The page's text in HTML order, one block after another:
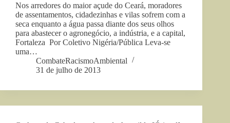
Nos arredores do maior açude do Ceará, moradores
de assentamentos, cidadezinhas e vilas sofrem com a
seca enquanto a água passa diante dos seus olhos
para abastecer o agronegócio, a indústria, e a capital,
Fortaleza Por Coletivo Nigéria/Pública Leva-se
uma…
CombateRacismoAmbiental
31 de julho de 2013